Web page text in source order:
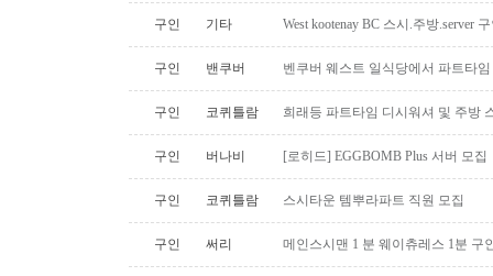
구인 기타 West kootenay BC 스시.주방.server
구인 밴쿠버 벤쿠버 웨스트 일식당에서 파트타
구인 코퀴틀람 희래등 파트타임 디시워셔 및 주방
구인 버나비 [로히드] EGGBOMB Plus 서버 모집
구인 코퀴틀람 스시타운 템뿌라파트 직원 모집
구인 써리 메인스시맨 1 분 웨이츄레스 1분 구